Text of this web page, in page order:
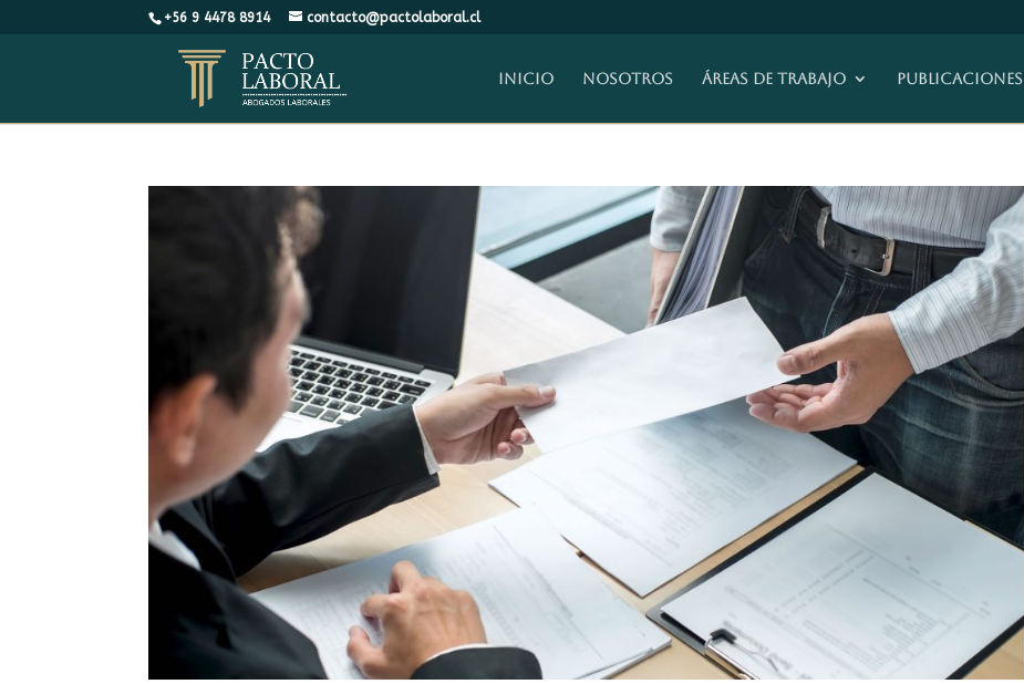
+56 9 4478 8914 contacto@pactolaboral.cl
Inicio Nosotros ÁREAS DE TRABAJO Publicaciones